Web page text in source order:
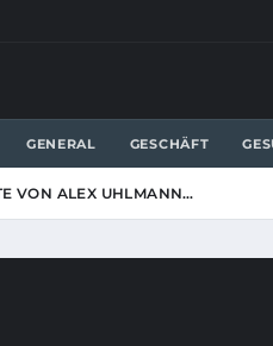
GENERAL GESCHÄFT
VON ALEX UHLMANN…